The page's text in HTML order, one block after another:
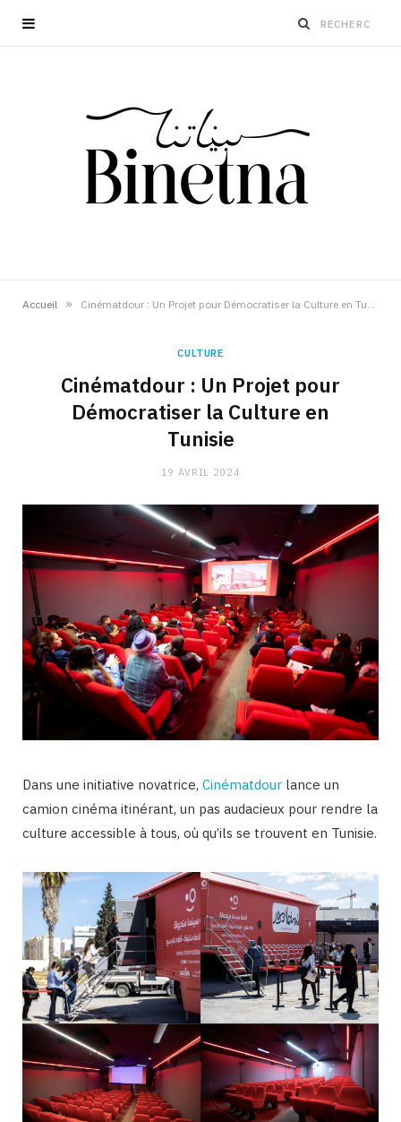
Accueil »
CULTURE
Cinématdour : Un Projet pour
Démocratiser la Culture en
Tunisie
19 AVRIL 2024
Dans une initiative novatrice, Cinématdour lance un
camion cinéma itinérant, un pas audacieux pour rendre la
culture accessible à tous, où qu’ils se trouvent en Tunisie.